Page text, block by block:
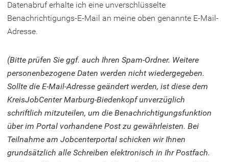
Datenabruf erhalte ich eine unverschlüsselte
Benachrichtigungs-E-Mail an meine oben genannte E-Mail-
Adresse.
(Bitte prüfen Sie ggf. auch Ihren Spam-Ordner. Weitere
personenbezogene Daten werden nicht wiedergegeben.
Sollte die E-Mail-Adresse geändert werden, ist diese dem
KreisJobCenter Marburg-Biedenkopf unverzüglich
schriftlich mitzuteilen, um die Benachrichtigungsfunktion
über im Portal vorhandene Post zu gewährleisten. Bei
Teilnahme am Jobcenterportal schicken wir Ihnen
grundsätzlich alle Schreiben elektronisch in Ihr Postfach.